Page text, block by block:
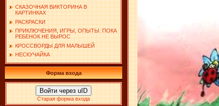
СКАЗОЧНАЯ ВИКТОРИНА В
КАРТИНКАХ
РАСКРАСКИ
ПРИКЛЮЧЕНИЯ, ИГРЫ, ОПЫТЫ. ПОКА
РЕБЕНОК НЕ ВЫРОС
КРОССВОРДЫ ДЛЯ МАЛЫШЕЙ
НЕСКУЧАЙКА
Форма входа
Войти через uID
Старая форма входа